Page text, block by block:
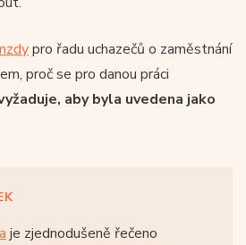
pro řadu uchazečů o zaměstnání
proč se pro danou práci
aby byla uvedena jako
je zjednodušeně řečeno